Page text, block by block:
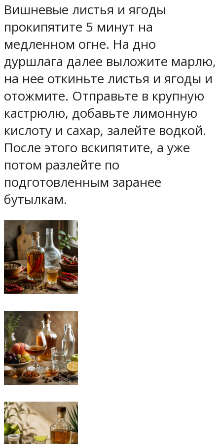
Вишневые листья и ягоды
прокипятите 5 минут на
медленном огне. На дно
дуршлага далее выложите марлю,
на нее откиньте листья и ягоды и
отожмите. Отправьте в крупную
кастрюлю, добавьте лимонную
кислоту и сахар, залейте водкой.
После этого вскипятите, а уже
потом разлейте по
подготовленным заранее
бутылкам.